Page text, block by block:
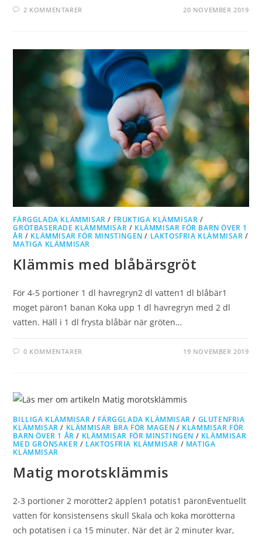
2 KOMMENTARER 20 NOVEMBER 2019
FÄRGGLADA KLÄMMISAR / FRUKTIGA KLÄMMISAR /
GRÖTBASERADE KLÄMMMISAR / KLÄMMISAR FÖR BARN ÖVER 1
ÅR / KLÄMMISAR FÖR MINSTINGEN / LAKTOSFRIA KLÄMMISAR /
MATIGA KLÄMMISAR
Klämmis med blåbärsgröt
För 4-5 portioner 1 dl havregryn2 dl vatten1 dl blåbär1
moget päron1 banan Koka upp 1 dl havregryn med 2 dl
vatten. Häll i 1 dl frysta blåbär när gröten…
0 KOMMENTARER 19 NOVEMBER 2019
BILLIGA KLÄMMISAR / FÄRGGLADA KLÄMMISAR / GLUTENFRIA
KLÄMMISAR / KLÄMMISAR BRA FÖR MAGEN / KLÄMMISAR FÖR
BARN ÖVER 1 ÅR / KLÄMMISAR FÖR MINSTINGEN / KLÄMMISAR
MED GRÖNSAKER / LAKTOSFRIA KLÄMMISAR / MATIGA
KLÄMMISAR
Matig morotsklämmis
2-3 portioner 2 morötter2 äpplen1 potatis1 päronEventuellt
vatten för konsistensens skull Skala och koka morötterna
och potatisen i ca 15 minuter. När det är 2 minuter kvar,